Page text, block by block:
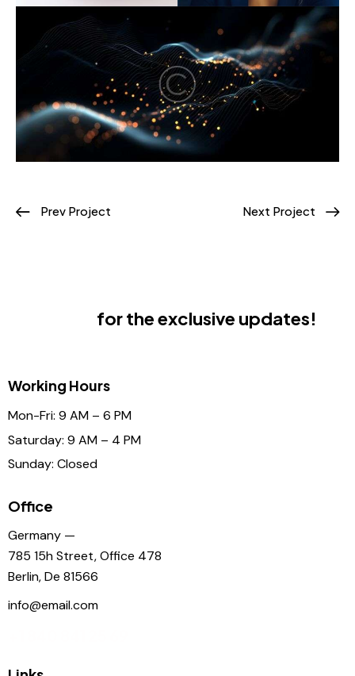
Prev Project Next Project
for the exclusive updates!
Working Hours
Mon-Fri: 9 AM – 6 PM
Saturday: 9 AM – 4 PM
Sunday: Closed
Office
Germany —
785 15h Street, Office 478
Berlin, De 81566
info@email.com